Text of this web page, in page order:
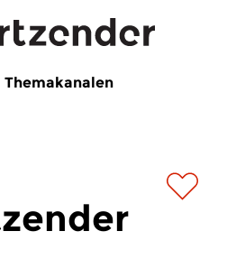
Themakanalen